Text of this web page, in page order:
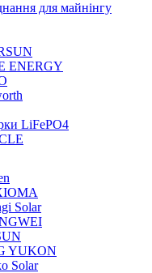
для майнінгу
ENERGY
LiFePO4
Solar
YUKON
Solar